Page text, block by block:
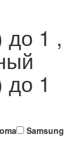
1 ,
1
Samsung